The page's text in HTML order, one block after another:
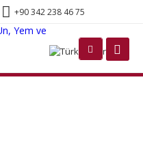
+90 342 238 46 75
Türkçe